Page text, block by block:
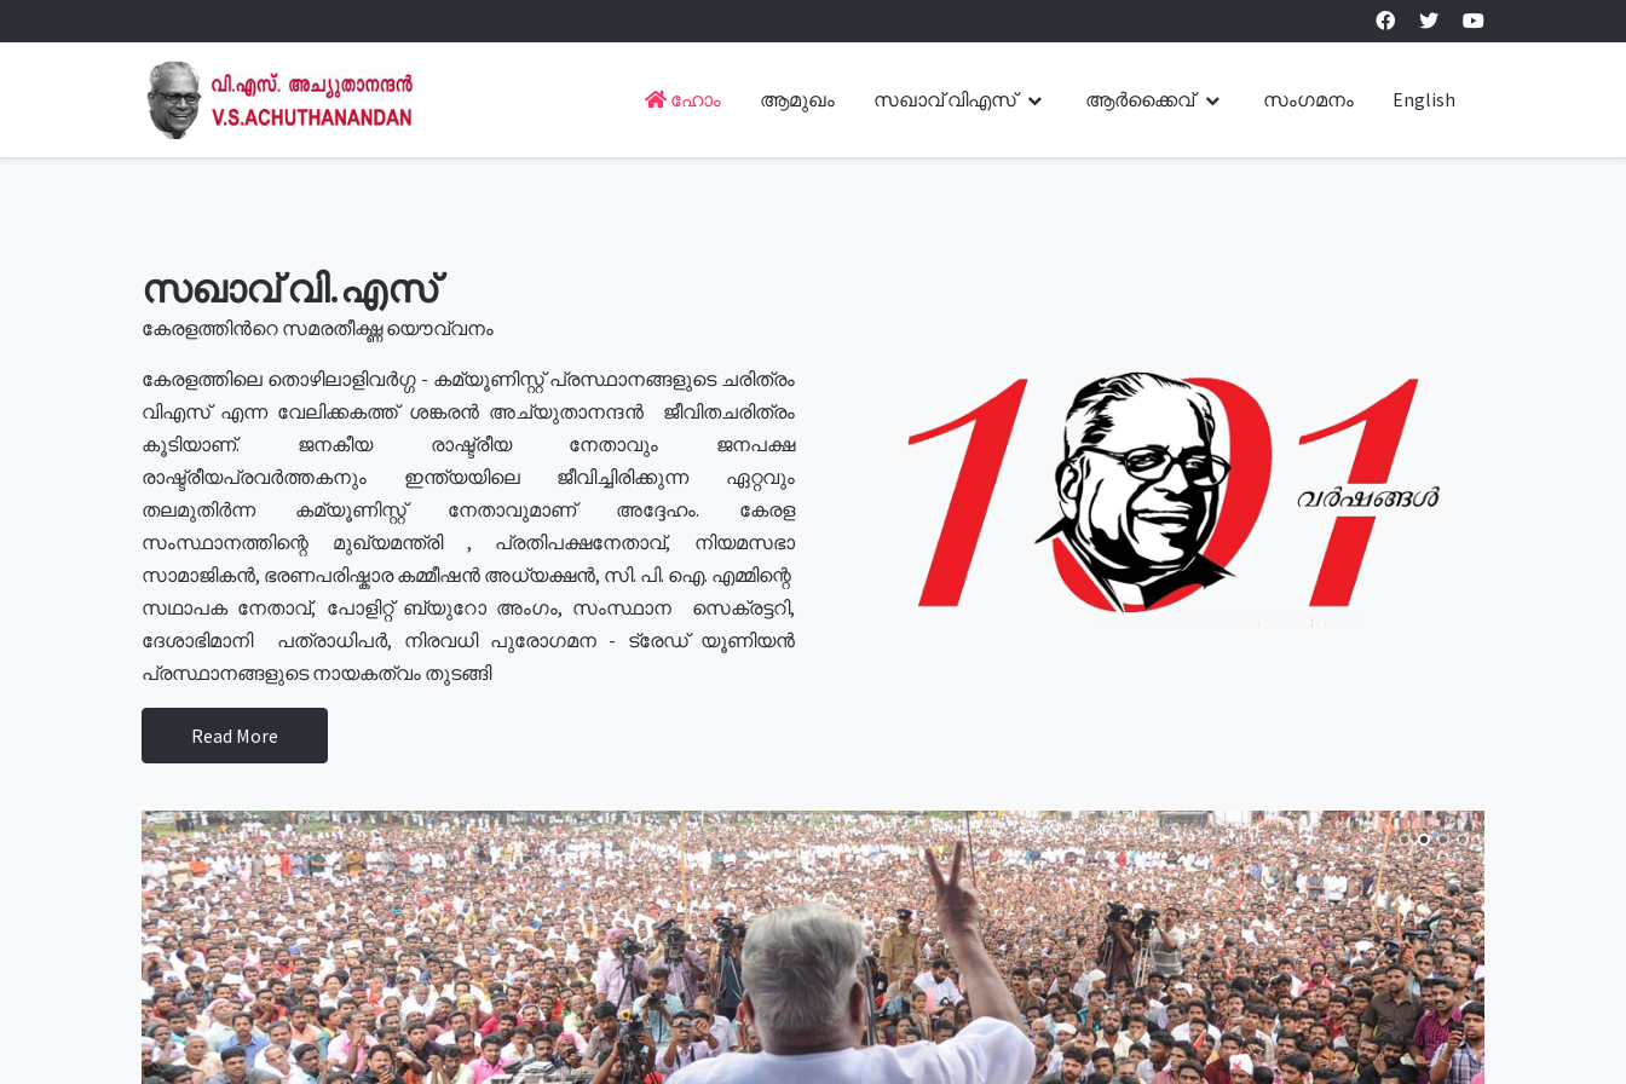
ഹോം ആമുഖം സഖാവ് വിഎസ് ആർക്കൈവ് സംഗമനം English
സഖാവ് വി.എസ്
കേരളത്തിൻറെ സമരതീക്ഷ്ണ യൌവ്വനം
കേരളത്തിലെ തൊഴിലാളിവർഗ്ഗ - കമ്യൂണിസ്റ്റ് പ്രസ്ഥാനങ്ങളുടെ ചരിത്രം
വിഎസ് എന്ന വേലിക്കകത്ത് ശങ്കരൻ അച്യുതാനന്ദൻ ജീവിതചരിത്രം
കൂടിയാണ്. ജനകീയ രാഷ്ട്രീയ നേതാവും ജനപക്ഷ
രാഷ്ട്രീയപ്രവർത്തകനും ഇന്ത്യയിലെ ജീവിച്ചിരിക്കുന്ന ഏറ്റവും
തലമുതിർന്ന കമ്യൂണിസ്റ്റ് നേതാവുമാണ് അദ്ദേഹം. കേരള
സംസ്ഥാനത്തിന്റെ മുഖ്യമന്ത്രി , പ്രതിപക്ഷനേതാവ്, നിയമസഭാ
സാമാജികൻ, ഭരണപരിഷ്കാര കമ്മീഷൻ അധ്യക്ഷൻ, സി. പി. ഐ. എമ്മിന്റെ
സഥാപക നേതാവ്, പോളിറ്റ് ബ്യുറോ അംഗം, സംസ്ഥാന സെക്രട്ടറി,
ദേശാഭിമാനി പത്രാധിപർ, നിരവധി പുരോഗമന - ട്രേഡ് യൂണിയൻ
പ്രസ്ഥാനങ്ങളുടെ നായകത്വം തുടങ്ങി
Read More